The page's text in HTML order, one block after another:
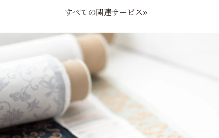
すべての関連サービス»